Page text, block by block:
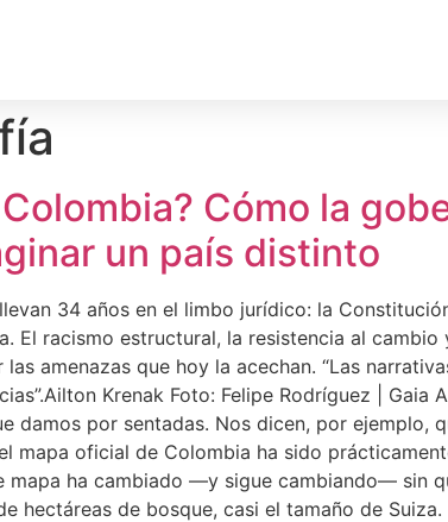
Cómo la
un país distinto
34 años en el limbo jurídico: la
El racismo estructural, la resistencia al
amenazas que hoy la acechan. “Las
Krenak Foto: Felipe Rodríguez |
damos por sentadas. Nos dicen, por ejemplo,
mapa oficial de Colombia ha sido
mapa ha cambiado —y sigue cambiando— sin
hectáreas de bosque, casi el tamaño de